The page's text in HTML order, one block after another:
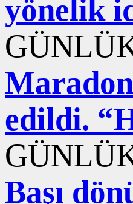
yönelik
edildi.
Başı